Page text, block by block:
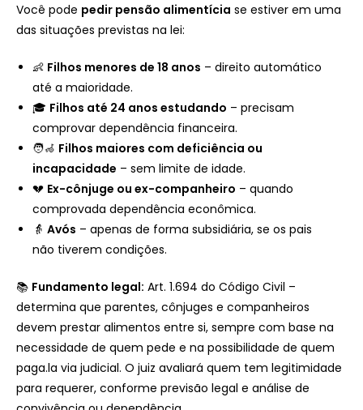
Você pode pedir pensão alimentícia se estiver em uma
das situações previstas na lei:
👶 Filhos menores de 18 anos – direito automático
até a maioridade.
🎓 Filhos até 24 anos estudando – precisam
comprovar dependência financeira.
🧑‍🦽 Filhos maiores com deficiência ou
incapacidade – sem limite de idade.
💔 Ex-cônjuge ou ex-companheiro – quando
comprovada dependência econômica.
👵 Avós – apenas de forma subsidiária, se os pais
não tiverem condições.
📚 Fundamento legal: Art. 1.694 do Código Civil –
determina que parentes, cônjuges e companheiros
devem prestar alimentos entre si, sempre com base na
necessidade de quem pede e na possibilidade de quem
paga.la via judicial. O juiz avaliará quem tem legitimidade
para requerer, conforme previsão legal e análise de